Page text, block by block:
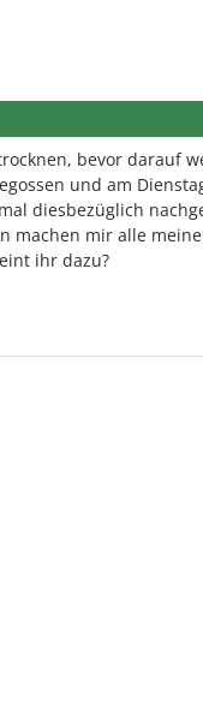
bevor darauf
und am
diesbezüglich
machen mir alle
ihr dazu?